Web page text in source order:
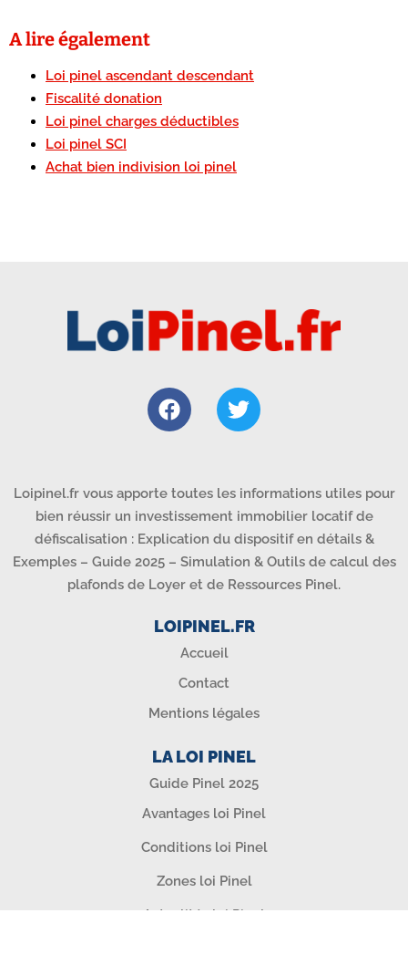
A lire également
Loi pinel ascendant descendant
Fiscalité donation
Loi pinel charges déductibles
Loi pinel SCI
Achat bien indivision loi pinel
Loipinel.fr vous apporte toutes les informations utiles pour
bien réussir un investissement immobilier locatif de
défiscalisation : Explication du dispositif en détails &
Exemples – Guide 2025 – Simulation & Outils de calcul des
plafonds de Loyer et de Ressources Pinel.
LOIPINEL.FR
Accueil
Contact
Mentions légales
LA LOI PINEL
Guide Pinel 2025
Avantages loi Pinel
Conditions loi Pinel
Zones loi Pinel
Actualités loi Pinel